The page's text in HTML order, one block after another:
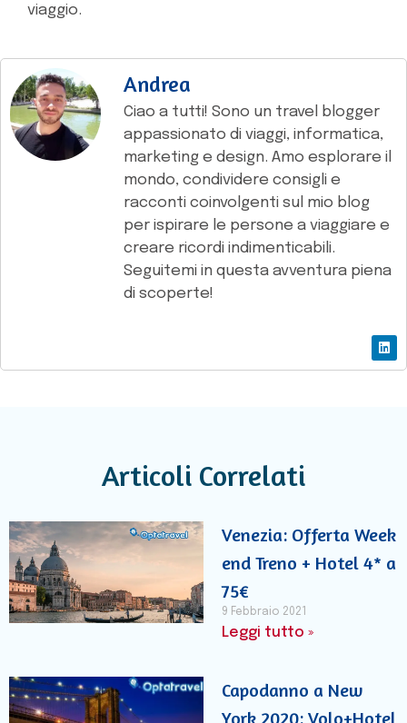
viaggio.
Andrea
Ciao a tutti! Sono un travel blogger
appassionato di viaggi, informatica,
marketing e design. Amo esplorare il
mondo, condividere consigli e
racconti coinvolgenti sul mio blog
per ispirare le persone a viaggiare e
creare ricordi indimenticabili.
Seguitemi in questa avventura piena
di scoperte!
Articoli Correlati
Venezia: Offerta Week
end Treno + Hotel 4* a
75€
9 Febbraio 2021
Leggi tutto »
Capodanno a New
York 2020: Volo+Hotel